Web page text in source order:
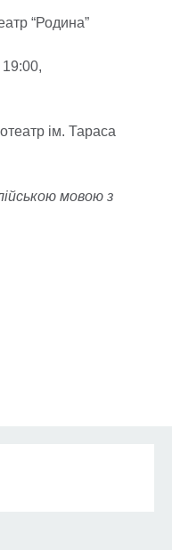
“Родина”
ім. Тараса
мовою з